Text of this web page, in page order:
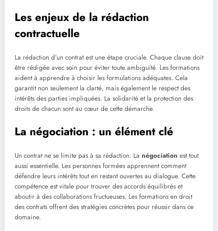
Les enjeux de la rédaction
contractuelle
La rédaction d’un contrat est une étape cruciale. Chaque clause doit
être rédigée avec soin pour éviter toute ambiguïté. Les formations
aident à apprendre à choisir les formulations adéquates. Cela
garantit non seulement la clarté, mais également le respect des
intérêts des parties impliquées. La solidarité et la protection des
droits de chacun sont au cœur de cette démarche.
La négociation : un élément clé
Un contrat ne se limite pas à sa rédaction. La négociation est tout
aussi essentielle. Les personnes formées apprennent comment
défendre leurs intérêts tout en restant ouvertes au dialogue. Cette
compétence est vitale pour trouver des accords équilibrés et
aboutir à des collaborations fructueuses. Les formations en droit
des contrats offrent des stratégies concrètes pour réussir dans ce
domaine.